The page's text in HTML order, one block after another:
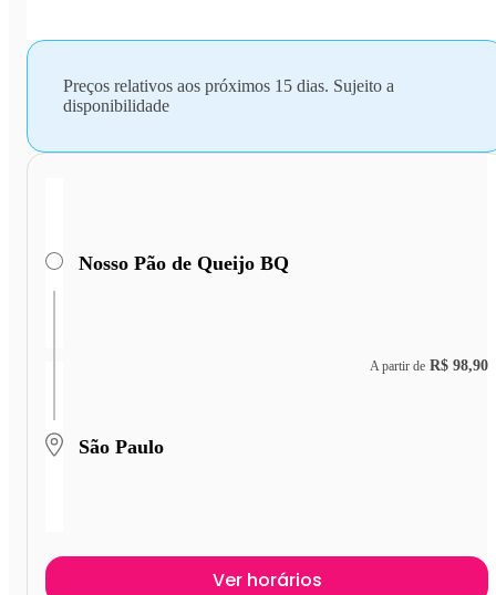
Preços relativos aos próximos 15 dias. Sujeito a
disponibilidade
Nosso Pão de Queijo BQ
São Paulo
A partir de R$ 98,90
Ver horários